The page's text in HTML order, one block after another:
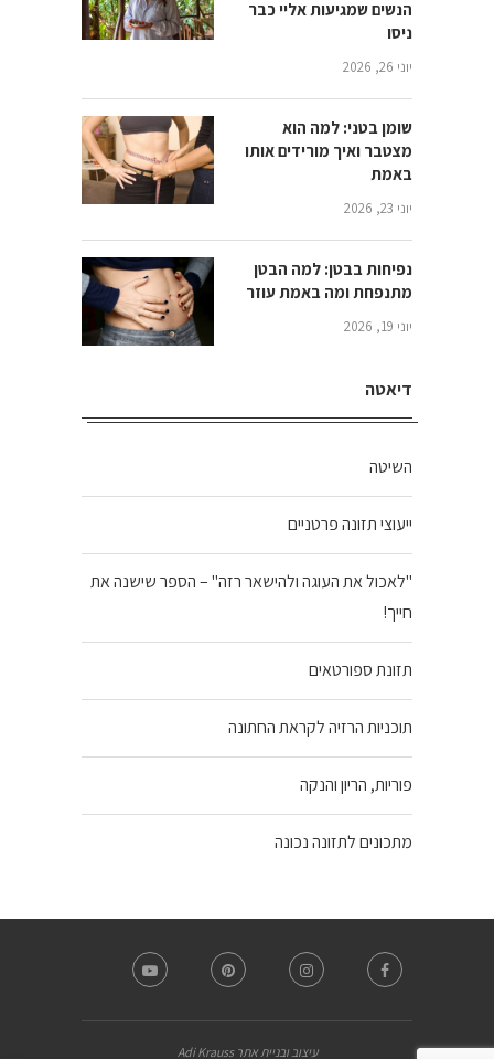
הנשים שמגיעות אליי כבר
ניסו
יוני 26, 2026
שומן בטני: למה הוא
מצטבר ואיך מורידים אותו
באמת
יוני 23, 2026
נפיחות בבטן: למה הבטן
מתנפחת ומה באמת עוזר
יוני 19, 2026
דיאטה
השיטה
ייעוצי תזונה פרטניים
"לאכול את העוגה ולהישאר רזה" – הספר שישנה את
חייך!
תזונת ספורטאים
תוכניות הרזיה לקראת החתונה
פוריות, הריון והנקה
מתכונים לתזונה נכונה
עיצוב ובניית אתר Adi Krauss